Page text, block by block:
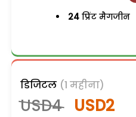
24 प्रिंट मैगजीन
डिजिटल (1 महीना)
USD4 USD2